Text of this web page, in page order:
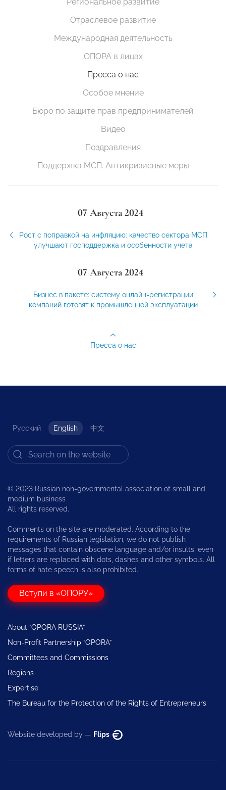
Отраслевое развитие
Международная деятельность
ОПОРА в лицах
Пресса о нас
Особое мнение
Бюро по защите прав предпринимателей
Видео
Поздравления
Поддержка МСП. Антикризисные меры
07 Августа 2024
Рост с поправкой на инфляцию: качество сектора МСП
улучшают господдержка и особенности учета
07 Августа 2024
Бизнес в пакете: систему онлайн-регистрации
компаний готовят к промышленной эксплуатации
Пресса о нас
Русский English 中文
© 2023 Russian non-governmental association of small and
medium business
All rights reserved.
Comments on the site are moderated. According to the
requirements of Russian legislation, we do not publish
messages that contain obscene language and/or insults, even
if letters are replaced with dots, dashes and other symbols. All
forms of hate speech is also prohibited.
Вступи в «ОПОРУ»
About “OPORA RUSSIA”
Non-Profit Partnership “OPORA”
Committees and Commissions
Regions
Expertise
The Bureau for the Protection of the Rights of Entrepreneurs
Website developed by — Flips